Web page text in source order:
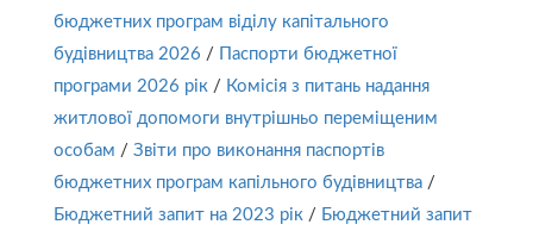
бюджетних програм віділу капітального
будівництва 2026 /
Паспорти бюджетної
програми 2026 рік / Комісія з питань надання
житлової допомоги внутрішньо переміщеним
особам / Звіти про виконання паспортів
бюджетних програм капільного будівництва /
Бюджетний запит на 2023 рік / Бюджетний запит